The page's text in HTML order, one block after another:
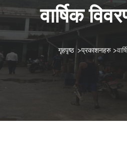
वार्षिक
गृहपृष्ठ >प्रकाशनहरु >